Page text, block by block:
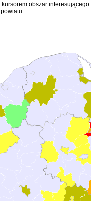
kursorem obszar